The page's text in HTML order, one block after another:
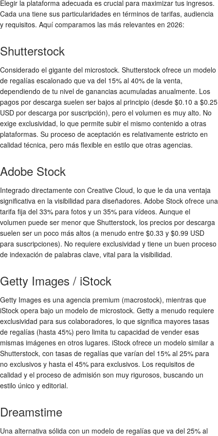
Elegir la plataforma adecuada es crucial para maximizar tus ingresos.
Cada una tiene sus particularidades en términos de tarifas, audiencia
y requisitos. Aquí comparamos las más relevantes en 2026:
Shutterstock
Considerado el gigante del microstock. Shutterstock ofrece un modelo
de regalías escalonado que va del 15% al 40% de la venta,
dependiendo de tu nivel de ganancias acumuladas anualmente. Los
pagos por descarga suelen ser bajos al principio (desde $0.10 a $0.25
USD por descarga por suscripción), pero el volumen es muy alto. No
exige exclusividad, lo que permite subir el mismo contenido a otras
plataformas. Su proceso de aceptación es relativamente estricto en
calidad técnica, pero más flexible en estilo que otras agencias.
Adobe Stock
Integrado directamente con Creative Cloud, lo que le da una ventaja
significativa en la visibilidad para diseñadores. Adobe Stock ofrece una
tarifa fija del 33% para fotos y un 35% para vídeos. Aunque el
volumen puede ser menor que Shutterstock, los precios por descarga
suelen ser un poco más altos (a menudo entre $0.33 y $0.99 USD
para suscripciones). No requiere exclusividad y tiene un buen proceso
de indexación de palabras clave, vital para la visibilidad.
Getty Images / iStock
Getty Images es una agencia premium (macrostock), mientras que
iStock opera bajo un modelo de microstock. Getty a menudo requiere
exclusividad para sus colaboradores, lo que significa mayores tasas
de regalías (hasta 45%) pero limita tu capacidad de vender esas
mismas imágenes en otros lugares. iStock ofrece un modelo similar a
Shutterstock, con tasas de regalías que varían del 15% al 25% para
no exclusivos y hasta el 45% para exclusivos. Los requisitos de
calidad y el proceso de admisión son muy rigurosos, buscando un
estilo único y editorial.
Dreamstime
Una alternativa sólida con un modelo de regalías que va del 25% al